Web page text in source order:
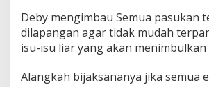
Deby mengimbau Semua pasukan
dilapangan agar tidak mudah
isu-isu liar yang akan menimbulkan
Alangkah bijaksananya jika semua